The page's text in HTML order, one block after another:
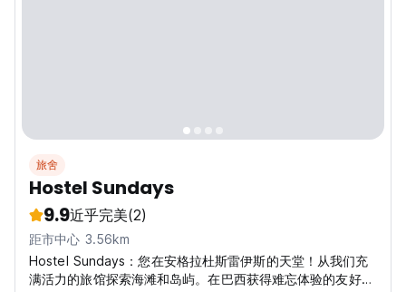
旅舍
Hostel Sundays
9.9近乎完美(2)
距市中心 3.56km
Hostel Sundays：您在安格拉杜斯雷伊斯的天堂！从我们充
满活力的旅馆探索海滩和岛屿。在巴西获得难忘体验的友好基